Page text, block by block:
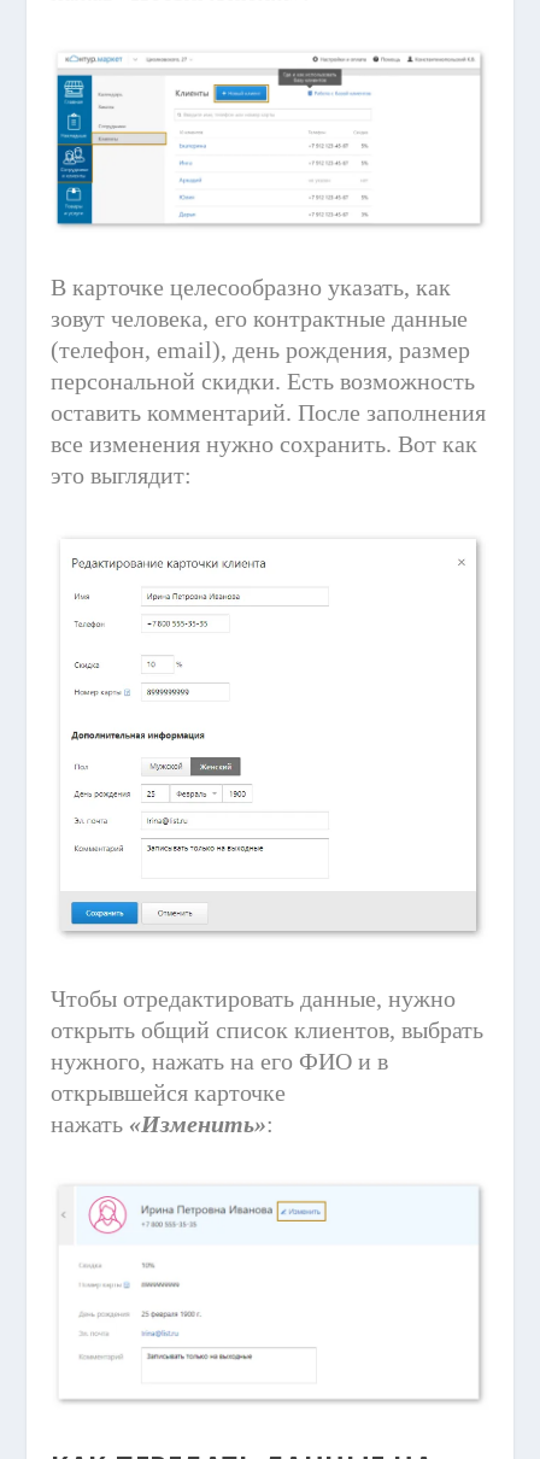
В карточке целесообразно указать, как
зовут человека, его контрактные данные
(телефон, email), день рождения, размер
персональной скидки. Есть возможность
оставить комментарий. После заполнения
все изменения нужно сохранить. Вот как
это выглядит:
Чтобы отредактировать данные, нужно
открыть общий список клиентов, выбрать
нужного, нажать на его ФИО и в
открывшейся карточке
нажать «Изменить»: